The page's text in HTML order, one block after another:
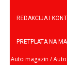
REDAKCIJA I
PRETPLATA NA
Auto magazin /